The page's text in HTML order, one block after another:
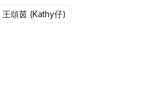
王頌茵 (Kathy仔)